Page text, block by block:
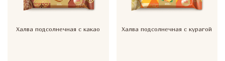
Халва подсолнечная с какао Халва подсолнечная с курагой